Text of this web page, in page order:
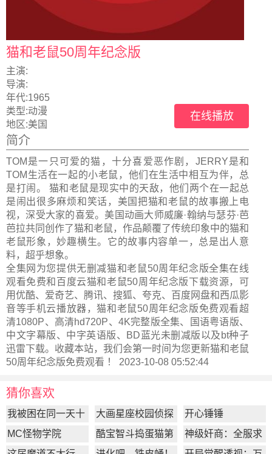
猫和老鼠50周年纪念版
主演:
导演:
年代:1965
类型:动漫
地区:美国
在线播放
简介
TOM是一只可爱的猫，十分喜爱恶作剧，JERRY是和
TOM生活在一起的小老鼠，他们在生活中相互为伴，总
是打闹。 猫和老鼠是现实中的天敌，他们两个在一起总
是闹出很多麻烦和笑话，美国把猫和老鼠的故事搬上电
视，深受大家的喜爱。美国动画大师威廉·翰纳与瑟芬·芭
芭拉共同创作了猫和老鼠，作品颠覆了传统印象中的猫和
老鼠形象，妙趣横生。它的故事内容单一，总是出人意
料，超乎想象。
全集网为您提供无删减猫和老鼠50周年纪念版全集在线
观看免费和百度云猫和老鼠50周年纪念版下载资源，可
用优酷、爱奇艺、腾讯、搜狐、夸克、百度网盘和西瓜影
音等手机云播放器，猫和老鼠50周年纪念版免费观看超
清1080P、高清hd720P、4K完整版全集、国语粤语版、
中文字幕版、中字英语版、BD蓝光未删减版以及bt种子
迅雷下载。收藏本站，我们会第一时间为您更新猫和老鼠
50周年纪念版免费观看 ！ 2023-10-08 05:52:44
猜你喜欢
我被困在同一天十
万年
大画星座校园侦探
第2季
开心锤锤
MC怪物学院
酷宝智斗捣蛋猫第
1季
神级奸商：全服求
我别薅了